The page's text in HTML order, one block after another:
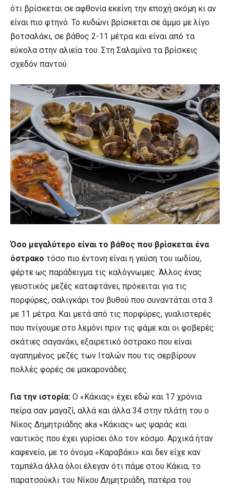
ότι βρίσκεται σε αφθονία εκείνη την εποχή ακόμη κι αν
είναι πιο φτηνό. Το κυδώνι βρίσκεται σε άμμο με λίγο
βοτσαλάκι, σε βάθος 2-11 μέτρα και είναι από τα
εύκολα στην αλιεία του. Στη Σαλαμίνα τα βρίσκεις
σχεδόν παντού.
Όσο μεγαλύτερο είναι το βάθος που βρίσκεται ένα
όστρακο τόσο πιο έντονη είναι η γεύση του ιωδίου,
φέρτε ως παράδειγμα τις καλόγνωμες. Άλλος ένας
γευστικός μεζές καταφτάνει, πρόκειται για τις
πορφύρες, σαλιγκάρι του βυθού που συναντάται στα 3
με 11 μέτρα. Και μετά από τις πορφύρες, γυαλιστερές
που πνίγουμε στο λεμόνι πριν τις φάμε και οι φοβερές
σκάτιες σαγανάκι, εξαιρετικό όστρακο που είναι
αγαπημένος μεζές των Ιταλών που τις σερβίρουν
πολλές φορές σε μακαρονάδες.
Για την ιστορία: Ο «Κάκιας» έχει εδώ και 17 χρόνια
πείρα σαν μαγαζί, αλλά και άλλα 34 στην πλάτη του ο
Νίκος Δημητριάδης aka «Κάκιας» ως ψαράς και
ναυτικός που έχει γυρίσει όλο τον κόσμο. Αρχικά ήταν
καφενείο, με το όνομα «Καραβάκι» και δεν είχε καν
ταμπέλα άλλα όλοι έλεγαν ότι πάμε στου Κάκια, το
παρατσούκλι του Νίκου Δημητριάδη, πατέρα του